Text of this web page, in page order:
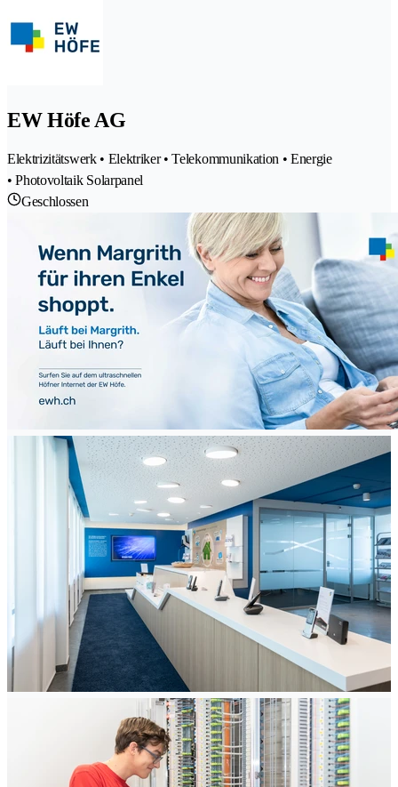
EW Höfe AG
Elektrizitätswerk • Elektriker • Telekommunikation • Energie
• Photovoltaik Solarpanel
Geschlossen